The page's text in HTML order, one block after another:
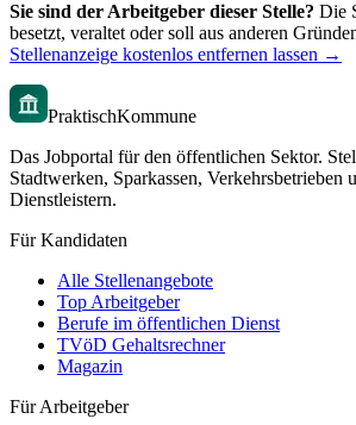
Sie sind der Arbeitgeber dieser Stelle? Die
besetzt, veraltet oder soll aus anderen
Stellenanzeige kostenlos entfernen lassen →
PraktischKommune
Das Jobportal für den öffentlichen Sektor.
Stadtwerken, Sparkassen, Verkehrsbetrieben
Dienstleistern.
Für Kandidaten
Alle Stellenangebote
Top Arbeitgeber
Berufe im öffentlichen Dienst
TVöD Gehaltsrechner
Magazin
Für Arbeitgeber